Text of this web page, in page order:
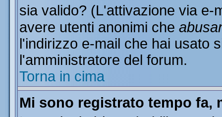
sia valido? (L'attivazione via
avere utenti anonimi che
l'indirizzo e-mail che hai usato
l'amministratore del forum.
Torna in cima
Mi sono registrato tempo